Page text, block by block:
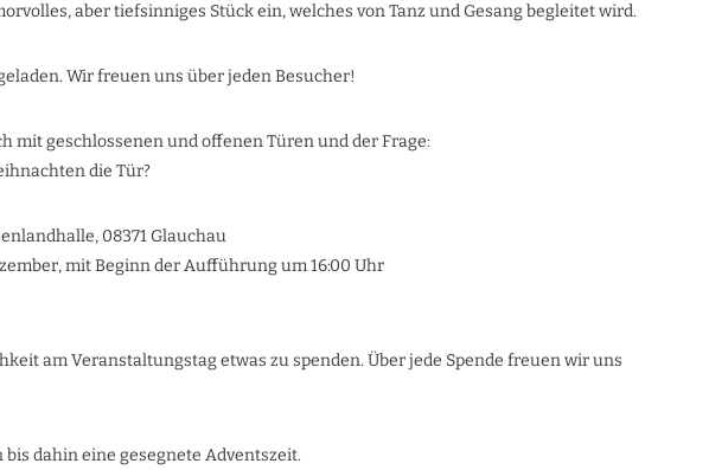
aber tiefsinniges Stück ein, welches von Tanz und Gesang begleitet wird.
Wir freuen uns über jeden Besucher!
mit geschlossenen und offenen Türen und der Frage:
die Tür?
08371 Glauchau
mit Beginn der Aufführung um 16:00 Uhr
am Veranstaltungstag etwas zu spenden. Über jede Spende freuen wir uns
dahin eine gesegnete Adventszeit.